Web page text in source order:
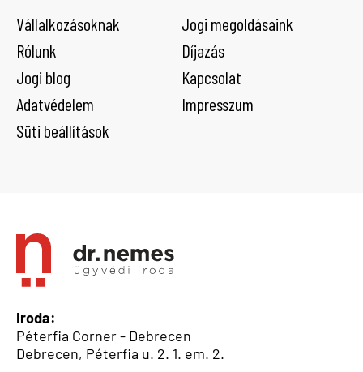
Vállalkozásoknak
Jogi megoldásaink
Rólunk
Díjazás
Jogi blog
Kapcsolat
Adatvédelem
Impresszum
Süti beállítások
Iroda:
Péterfia Corner - Debrecen
Debrecen, Péterfia u. 2. 1. em. 2.